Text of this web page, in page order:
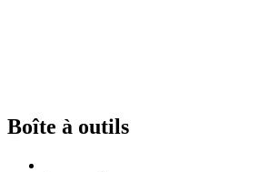
Boîte à outils